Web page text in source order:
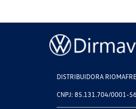
DISTRIBUIDORA
CNPJ: 85.131.704/0001-56